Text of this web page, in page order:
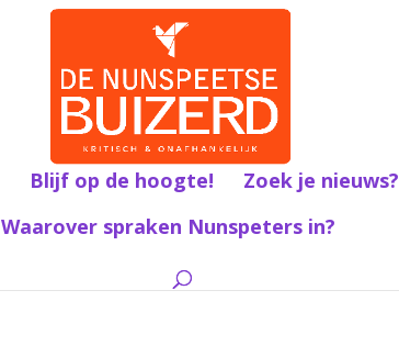
Blijf op de hoogte! Zoek je nieuws?
Waarover spraken Nunspeters in?